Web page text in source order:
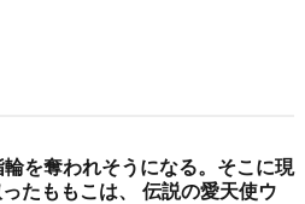
を奪われそうになる。そこに現
たももこは、 伝説の愛天使ウ